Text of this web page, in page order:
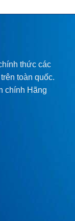
thức các
toàn quốc.
chính Hãng